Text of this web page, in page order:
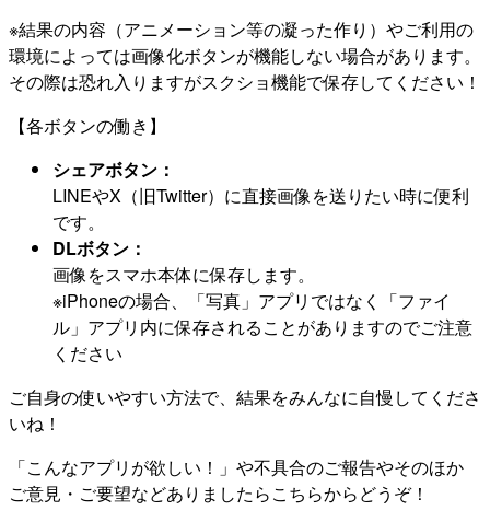
※結果の内容（アニメーション等の凝った作り）やご利用の
環境によっては画像化ボタンが機能しない場合があります。
その際は恐れ入りますがスクショ機能で保存してください！
【各ボタンの働き】
シェアボタン：
LINEやX（旧Twitter）に直接画像を送りたい時に便利
です。
DLボタン：
画像をスマホ本体に保存します。
※iPhoneの場合、「写真」アプリではなく「ファイ
ル」アプリ内に保存されることがありますのでご注意
ください
ご自身の使いやすい方法で、結果をみんなに自慢してくださ
いね！
「こんなアプリが欲しい！」や不具合のご報告やそのほか
ご意見・ご要望などありましたらこちらからどうぞ！